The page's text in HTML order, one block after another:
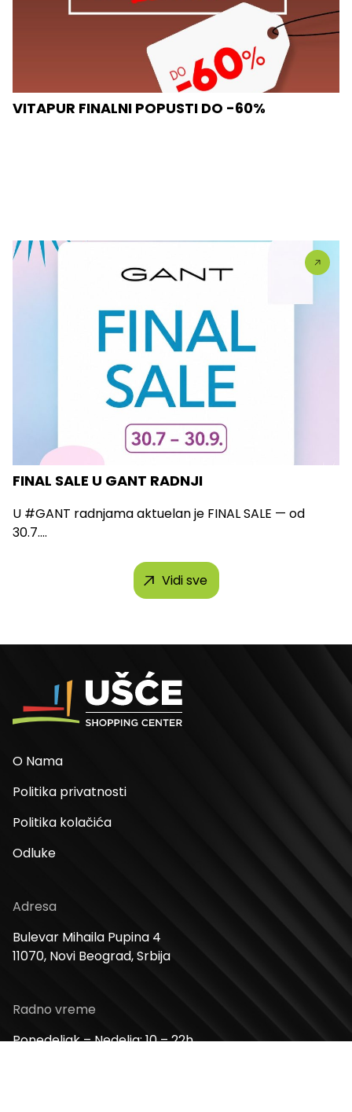
VITAPUR FINALNI POPUSTI DO -60%
FINAL SALE U GANT RADNJI
U #GANT radnjama aktuelan je FINAL SALE — od
30.7....
Vidi sve
O Nama
Politika privatnosti
Politika kolačića
Odluke
Adresa
Bulevar Mihaila Pupina 4
11070, Novi Beograd, Srbija
Radno vreme
Ponedeljak – Nedelja: 10 – 22h